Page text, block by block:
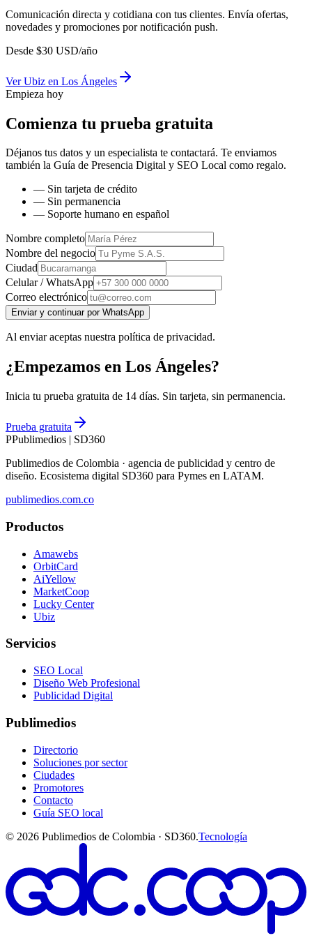
Comunicación directa y cotidiana con tus clientes. Envía ofertas,
novedades y promociones por notificación push.
Desde $30 USD/año
VerUbiz en Los Ángeles
Empieza hoy
Comienza tu prueba gratuita
Déjanos tus datos y un especialista te contactará. Te enviamos
también la Guía de Presencia Digital y SEO Local como regalo.
— Sin tarjeta de crédito
— Sin permanencia
— Soporte humano en español
Nombre completo
Nombre del negocio
Ciudad
Celular / WhatsApp
Correo electrónico
Enviar y continuar por WhatsApp
Al enviar aceptas nuestra política de privacidad.
¿Empezamos en Los Ángeles?
Inicia tu prueba gratuita de 14 días. Sin tarjeta, sin permanencia.
Prueba gratuita
PPublimedios | SD360
Publimedios de Colombia · agencia de publicidad y centro de
diseño. Ecosistema digital SD360 para Pymes en LATAM.
publimedios.com.co
Productos
Amawebs
OrbitCard
AiYellow
MarketCoop
Lucky Center
Ubiz
Servicios
SEO Local
Diseño Web Profesional
Publicidad Digital
Publimedios
Directorio
Soluciones por sector
Ciudades
Promotores
Contacto
Guía SEO local
© 2026 Publimedios de Colombia · SD360.Tecnología